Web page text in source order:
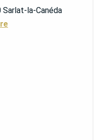
Sarlat-la-Canéda